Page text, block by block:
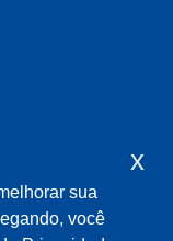
sua
você
x